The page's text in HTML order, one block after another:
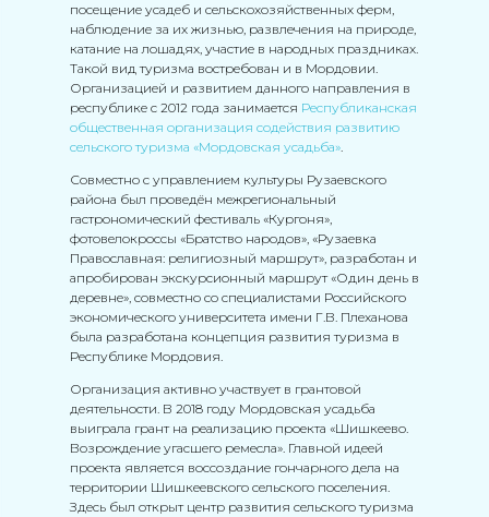
посещение усадеб и сельскохозяйственных ферм,
наблюдение за их жизнью, развлечения на природе,
катание на лошадях, участие в народных праздниках.
Такой вид туризма востребован и в Мордовии.
Организацией и развитием данного направления в
республике с 2012 года занимается Республиканская
общественная организация содействия развитию
сельского туризма «Мордовская усадьба».
Совместно с управлением культуры Рузаевского
района был проведён межрегиональный
гастрономический фестиваль «Кургоня»,
фотовелокроссы «Братство народов», «Рузаевка
Православная: религиозный маршрут», разработан и
апробирован экскурсионный маршрут «Один день в
деревне», совместно со специалистами Российского
экономического университета имени Г.В. Плеханова
была разработана концепция развития туризма в
Республике Мордовия.
Организация активно участвует в грантовой
деятельности. В 2018 году Мордовская усадьба
выиграла грант на реализацию проекта «Шишкеево.
Возрождение угасшего ремесла». Главной идеей
проекта является воссоздание гончарного дела на
территории Шишкеевского сельского поселения.
Здесь был открыт центр развития сельского туризма